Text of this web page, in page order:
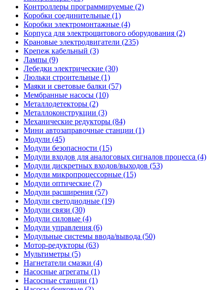
Контроллеры программируемые (2)
Коробки соединительные (1)
Коробки электромонтажные (4)
Корпуса для электрощитового оборудования (2)
Крановые электродвигатели (235)
Крепеж кабельный (3)
Лампы (9)
Лебедки электрические (30)
Люльки строительные (1)
Маяки и световые балки (57)
Мембранные насосы (10)
Металлодетекторы (2)
Металлоконструкции (3)
Механические редукторы (84)
Мини автозаправочные станции (1)
Модули (45)
Модули безопасности (15)
Модули входов для аналоговых сигналов процесса (4)
Модули дискретных входов/выходов (53)
Модули микропроцессорные (15)
Модули оптические (7)
Модули расширения (57)
Модули светодиодные (19)
Модули связи (30)
Модули силовые (4)
Модули управления (6)
Модульные системы ввода/вывода (50)
Мотор-редукторы (63)
Мультиметры (5)
Нагнетатели смазки (4)
Насосные агрегаты (1)
Насосные станции (1)